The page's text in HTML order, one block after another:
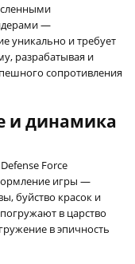
—
уникально и требует
разрабатывая и
сопротивления
и динамика
Force
игры —
буйство красок и
в царство
в эпичность